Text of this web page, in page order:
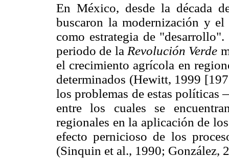
En México, desde la década
buscaron la modernización y
como estrategia de
periodo de la Revolución Verde
el crecimiento agrícola en
determinados (Hewitt, 1999
los problemas de estas
entre los cuales se
regionales en la aplicación de
efecto pernicioso de los
(Sinquin et al., 1990; González,